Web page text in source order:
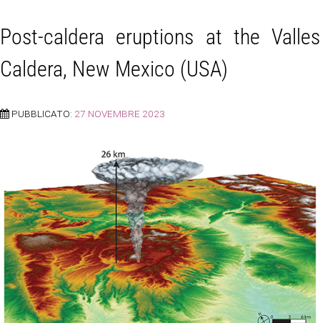
Post-caldera eruptions at the Valles
Caldera, New Mexico (USA)
PUBBLICATO: 27 NOVEMBRE 2023